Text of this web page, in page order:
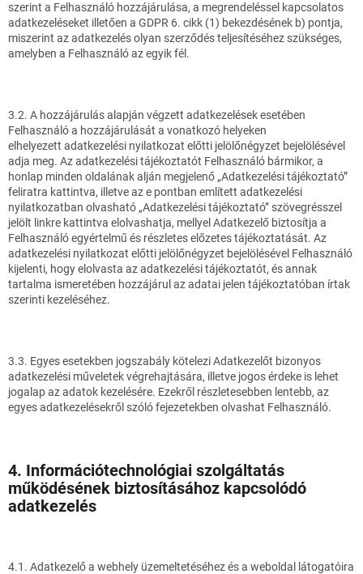
szerint a Felhasználó hozzájárulása, a megrendeléssel kapcsolatos
adatkezeléseket illetően a GDPR 6. cikk (1) bekezdésének b) pontja,
miszerint az adatkezelés olyan szerződés teljesítéséhez szükséges,
amelyben a Felhasználó az egyik fél.
3.2. A hozzájárulás alapján végzett adatkezelések esetében
Felhasználó a hozzájárulását a vonatkozó helyeken
elhelyezett adatkezelési nyilatkozat előtti jelölőnégyzet bejelölésével
adja meg. Az adatkezelési tájékoztatót Felhasználó bármikor, a
honlap minden oldalának alján megjelenő „Adatkezelési tájékoztató”
feliratra kattintva, illetve az e pontban említett adatkezelési
nyilatkozatban olvasható „Adatkezelési tájékoztató” szövegrésszel
jelölt linkre kattintva elolvashatja, mellyel Adatkezelő biztosítja a
Felhasználó egyértelmű és részletes előzetes tájékoztatását. Az
adatkezelési nyilatkozat előtti jelölőnégyzet bejelölésével Felhasználó
kijelenti, hogy elolvasta az adatkezelési tájékoztatót, és annak
tartalma ismeretében hozzájárul az adatai jelen tájékoztatóban írtak
szerinti kezeléséhez.
3.3. Egyes esetekben jogszabály kötelezi Adatkezelőt bizonyos
adatkezelési műveletek végrehajtására, illetve jogos érdeke is lehet
jogalap az adatok kezelésére. Ezekről részletesebben lentebb, az
egyes adatkezelésekről szóló fejezetekben olvashat Felhasználó.
4. Információtechnológiai szolgáltatás
működésének biztosításához kapcsolódó
adatkezelés
4.1. Adatkezelő a webhely üzemeltetéséhez és a weboldal látogatóira